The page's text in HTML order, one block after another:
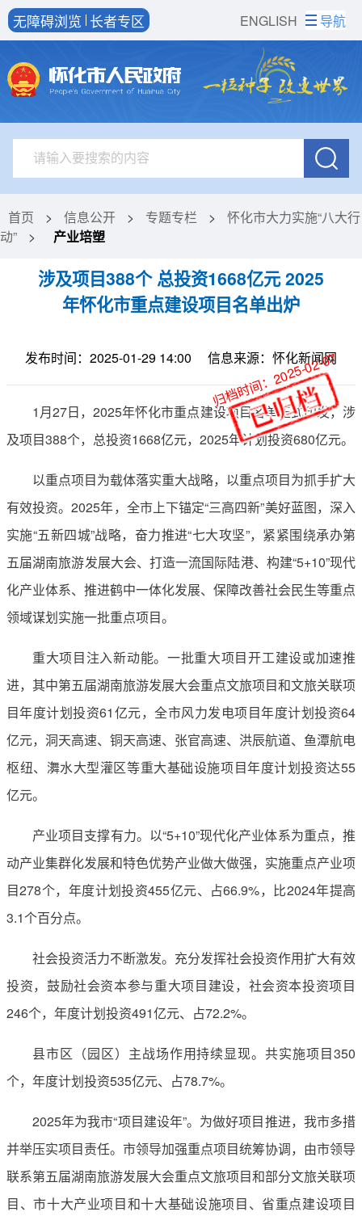
ENGLISH
无障碍浏览 长者专区 导航
首页 > 信息公开 > 专题专栏 >
怀化市大力实施“八大行
动”
> 产业培塑
涉及项目388个 总投资1668亿元 2025
年怀化市重点建设项目名单出炉
发布时间：2025-01-29 14:00 信息来源：怀化新闻网
1月27日，2025年怀化市重点建设项目名单正式印发，涉
及项目388个，总投资1668亿元，2025年计划投资680亿元。
以重点项目为载体落实重大战略，以重点项目为抓手扩大
有效投资。2025年，全市上下锚定“三高四新”美好蓝图，深入
实施“五新四城”战略，奋力推进“七大攻坚”，紧紧围绕承办第
五届湖南旅游发展大会、打造一流国际陆港、构建“5+10”现代
化产业体系、推进鹤中一体化发展、保障改善社会民生等重点
领域谋划实施一批重点项目。
重大项目注入新动能。一批重大项目开工建设或加速推
进，其中第五届湖南旅游发展大会重点文旅项目和文旅关联项
目年度计划投资61亿元，全市风力发电项目年度计划投资64
亿元，洞天高速、铜天高速、张官高速、洪辰航道、鱼潭航电
枢纽、㵲水大型灌区等重大基础设施项目年度计划投资达55
亿元。
产业项目支撑有力。以“5+10”现代化产业体系为重点，推
动产业集群化发展和特色优势产业做大做强，实施重点产业项
目278个，年度计划投资455亿元、占66.9%，比2024年提高
3.1个百分点。
社会投资活力不断激发。充分发挥社会投资作用扩大有效
投资，鼓励社会资本参与重大项目建设，社会资本投资项目
246个，年度计划投资491亿元、占72.2%。
县市区（园区）主战场作用持续显现。共实施项目350
个，年度计划投资535亿元、占78.7%。
2025年为我市“项目建设年”。为做好项目推进，我市多措
并举压实项目责任。市领导加强重点项目统筹协调，由市领导
联系第五届湖南旅游发展大会重点文旅项目和部分文旅关联项
目、市十大产业项目和十大基础设施项目、省重点建设项目
归档时间：2025-02-07